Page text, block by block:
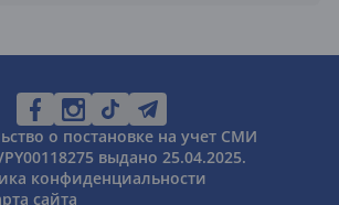
о постановке на учет СМИ
выдано 25.04.2025.
конфиденциальности
сайта